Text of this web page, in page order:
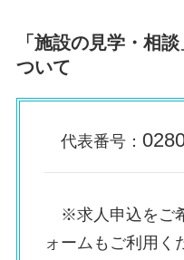
「施設の見学・相
ついて
代表番号：
※求人申込をご
ォームもご利用く